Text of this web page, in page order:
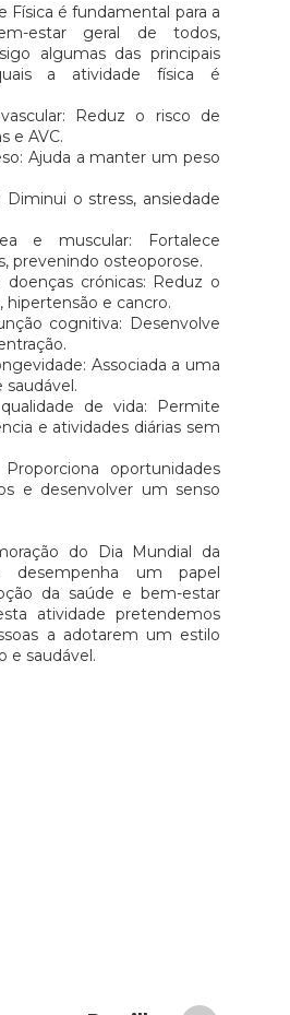
Física é fundamental para a
estar geral de todos,
algumas das principais
a atividade física é
Reduz o risco de
e AVC.
Ajuda a manter um peso
o stress, ansiedade
e muscular: Fortalece
prevenindo osteoporose.
crónicas: Reduz o
hipertensão e cancro.
cognitiva: Desenvolve
Associada a uma
saudável.
de vida: Permite
e atividades diárias sem
oportunidades
e desenvolver um senso
do Dia Mundial da
desempenha um papel
da saúde e bem-estar
atividade pretendemos
a adotarem um estilo
e saudável.